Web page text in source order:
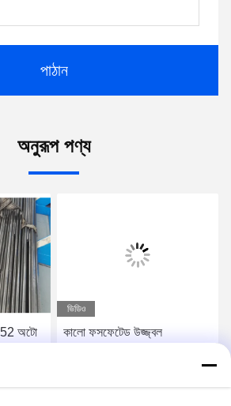
পাঠান
অনুরূপ পণ্য
অটো
ভিডিও
কালো ফসফেটেড উজ্জ্বল